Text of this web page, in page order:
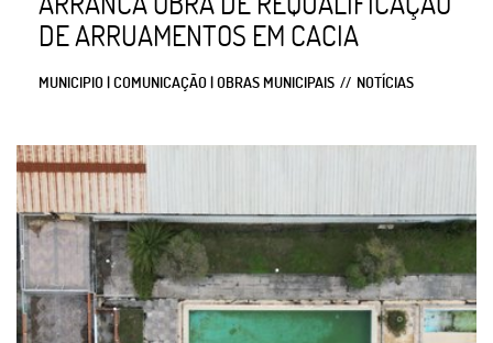
DE ARRUAMENTOS EM CACIA
MUNICIPIO | COMUNICAÇÃO | OBRAS MUNICIPAIS NOTÍCIAS